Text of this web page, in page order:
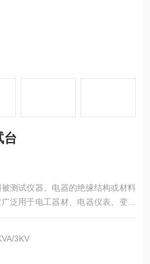
台
测试仪器、电器的绝缘结构或材料
泛用于电工器材、电器仪表、变压
、电源插头座、电缆线等的耐压测
试部门和电力、电子行业检测电气
方面需要的仪器设备。
3KV